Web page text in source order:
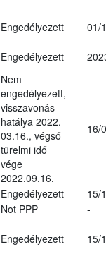
Engedélyezett
01/
Engedélyezett
Nem
engedélyezett,
visszavonás
hatálya 2022.
03.16., végső
türelmi idő
vége
2022.09.16.
16/
Engedélyezett
15/
Not PPP
-
Engedélyezett 15/